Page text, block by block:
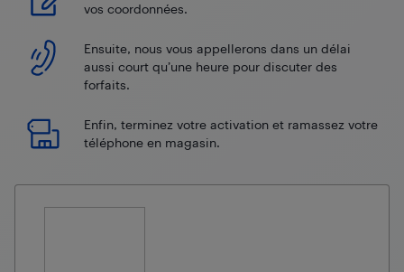
vos coordonnées.
Ensuite, nous vous appellerons dans un délai
aussi court qu’une heure pour discuter des
forfaits.
Enfin, terminez votre activation et ramassez votre
téléphone en magasin.